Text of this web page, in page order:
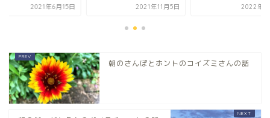
2021年6月15日 2021年11月5日 2022年3
朝のさんぽとホントのコイズミさんの話